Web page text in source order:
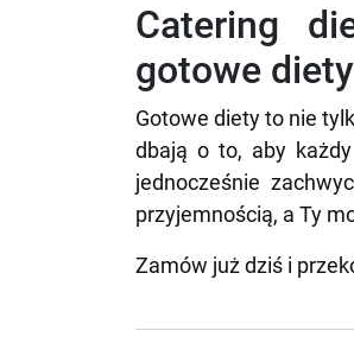
Catering
gotowe
Gotowe diety to nie
dbają o to, aby
jednocześnie
przyjemnością, a Ty
Zamów już dziś i